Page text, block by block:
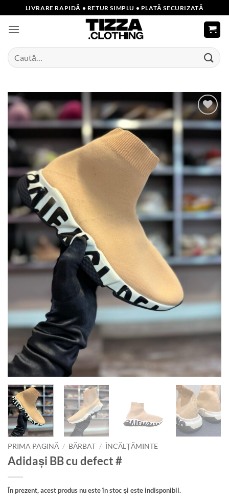
to
content
LIVRARE RAPIDĂ • RETUR SIMPLU • PLATĂ SECURIZATĂ
Caută
după:
Add to
wishlist
PRIMA PAGINĂ / BĂRBAT / ÎNCĂLȚĂMINTE
Adidași BB cu defect #
În prezent, acest produs nu este în stoc și este indisponibil.